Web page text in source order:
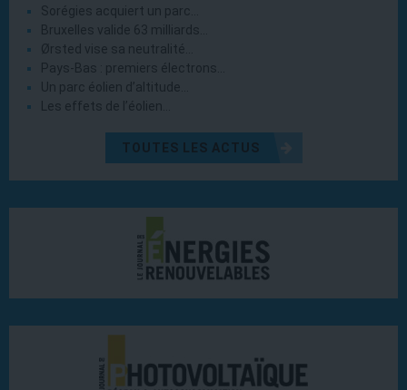
Sorégies acquiert un parc…
Bruxelles valide 63 milliards…
Ørsted vise sa neutralité…
Pays-Bas : premiers électrons…
Un parc éolien d’altitude…
Les effets de l’éolien…
TOUTES LES ACTUS